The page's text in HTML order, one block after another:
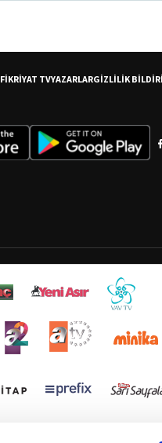
FİKRİYAT TVYAZARLARGİZLİLİK